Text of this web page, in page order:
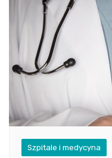
Szpitale i medycyna